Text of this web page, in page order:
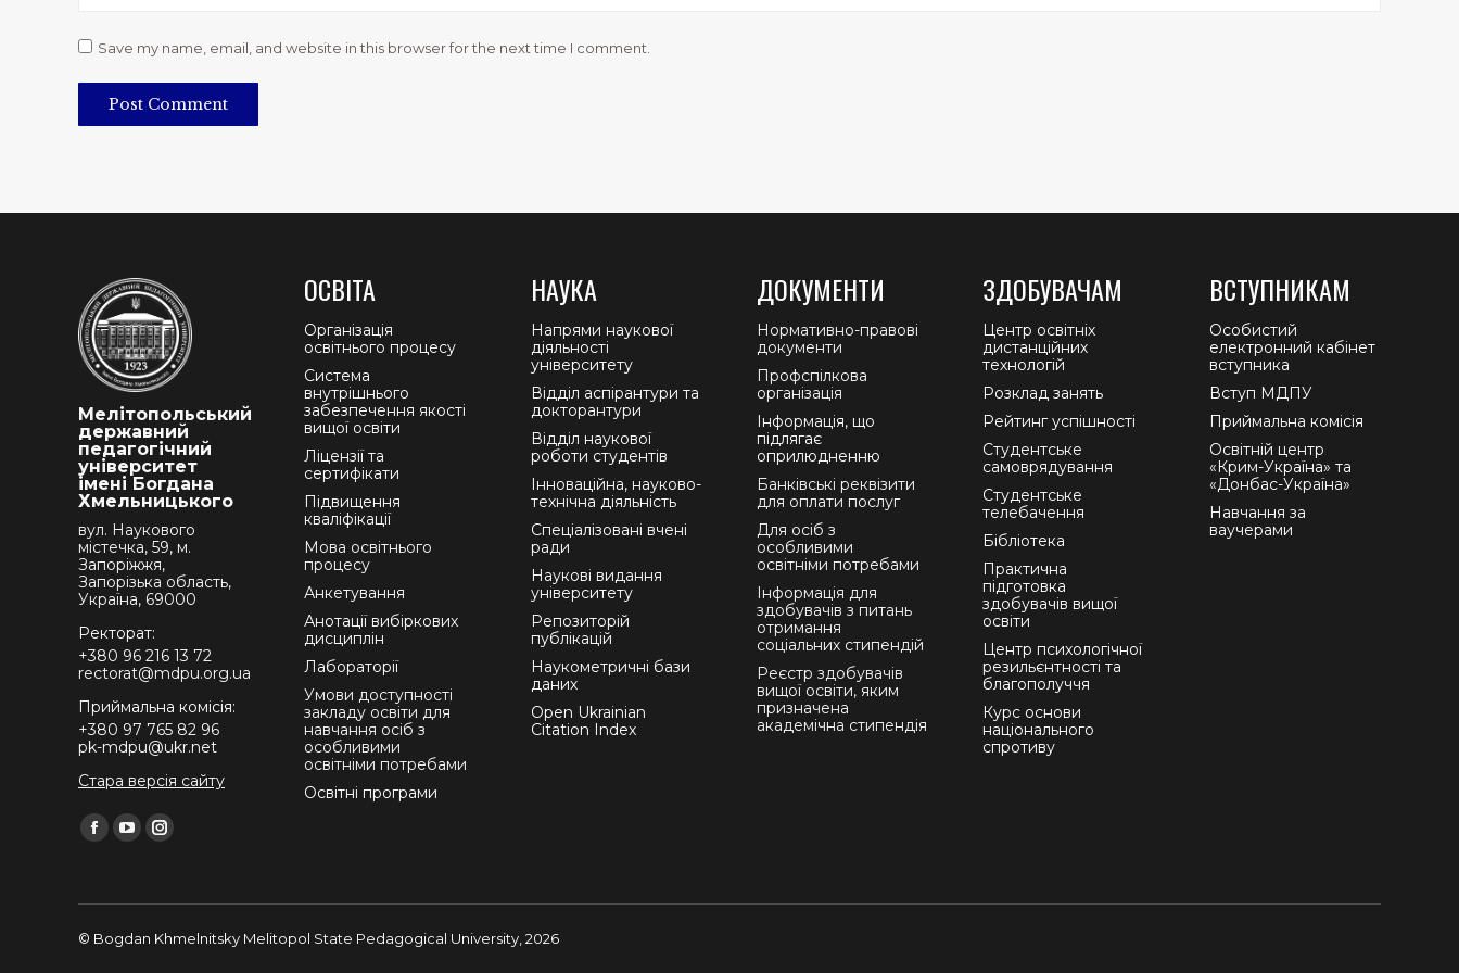
Save my name, email, and website in this browser for the next time I comment.
Post Comment
Мелітопольський
державний
педагогічний
університет
імені Богдана
Хмельницького
вул. Наукового
містечка, 59, м.
Запоріжжя,
Запорізька область,
Україна, 69000
Ректорат:
+380 96 216 13 72
rectorat@mdpu.org.ua
Приймальна комісія:
+380 97 765 82 96
pk-mdpu@ukr.net
Стара версія сайту
Find us on:
Facebook
new
YouTubeInstagram
ОСВІТА
Організація
освітнього процесу
Система
внутрішнього
забезпечення якості
вищої освіти
Ліцензії та
сертифікати
Підвищення
кваліфікації
Мова освітнього
процесу
Анкетування
Анотації вибіркових
дисциплін
Лабораторії
Умови доступності
закладу освіти для
навчання осіб з
особливими
освітніми потребами
Освітні програми
НАУКА
Напрями наукової
діяльності
університету
Відділ аспірантури та
докторантури
Відділ наукової
роботи студентів
Інноваційна, науково-
технічна діяльність
Спеціалізовані вчені
ради
Наукові видання
університету
Репозиторій
публікацій
Наукометричні бази
даних
Open Ukrainian
Citation Index
ДОКУМЕНТИ
Нормативно-правові
документи
Профспілкова
організація
Інформація, що
підлягає
оприлюдненню
Банківські реквізити
для оплати послуг
Для осіб з
особливими
освітніми потребами
Інформація для
здобувачів з питань
отримання
соціальних стипендій
Реєстр здобувачів
вищої освіти, яким
призначена
академічна стипендія
ЗДОБУВАЧАМ
Центр освітніх
дистанційних
технологій
Розклад занять
Рейтинг успішності
Студентське
самоврядування
Студентське
телебачення
Бібліотека
Практична
підготовка
здобувачів вищої
освіти
Центр психологічної
резильєнтності та
благополуччя
Курс основи
національного
спротиву
ВСТУПНИКАМ
Особистий
електронний кабінет
вступника
Вступ МДПУ
Приймальна комісія
Освітній центр
«Крим-Україна» та
«Донбас-Україна»
Навчання за
ваучерами
© Bogdan Khmelnitsky Melitopol State Pedagogical University, 2026